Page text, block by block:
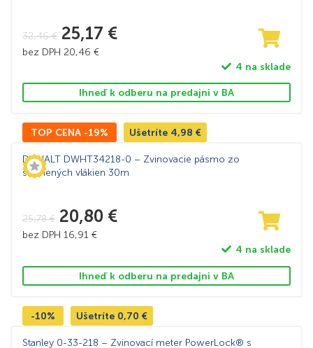
32,46€ 25,17 €
bez DPH 20,46 €
4 na sklade
Ihneď k odberu na predajni v BA
TOP CENA -19% Ušetríte 4,98 €
DeWALT DWHT34218-0 – Zvinovacie pásmo zo
sklenených vlákien 30m
25,78€ 20,80 €
bez DPH 16,91 €
4 na sklade
Ihneď k odberu na predajni v BA
-10% Ušetríte 0,70 €
Stanley 0-33-218 – Zvinovací meter PowerLock® s